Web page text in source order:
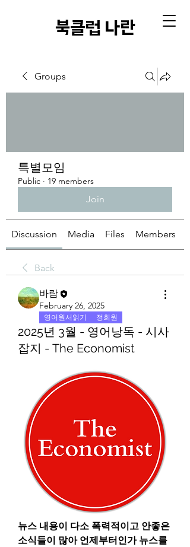
​북클럽 나란
Groups
특별모임
Public · 19 members
Join
Discussion Media Files Members
Back
바람
February 26, 2025
영어원서읽기 정회원
2025년 3월 - 영어낭독 - 시사
잡지 - The Economist
뉴스 내용이 다소 폭력적이고 안좋은
소식들이 많아 언제부터인가 뉴스를